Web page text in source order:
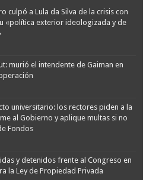
culpó a Lula da Silva de la crisis con
«política exterior ideologizada y de
murió el intendente de Gaiman en
universitario: los rectores piden a la
al Gobierno y aplique multas si no
Fondos
y detenidos frente al Congreso en
la Ley de Propiedad Privada